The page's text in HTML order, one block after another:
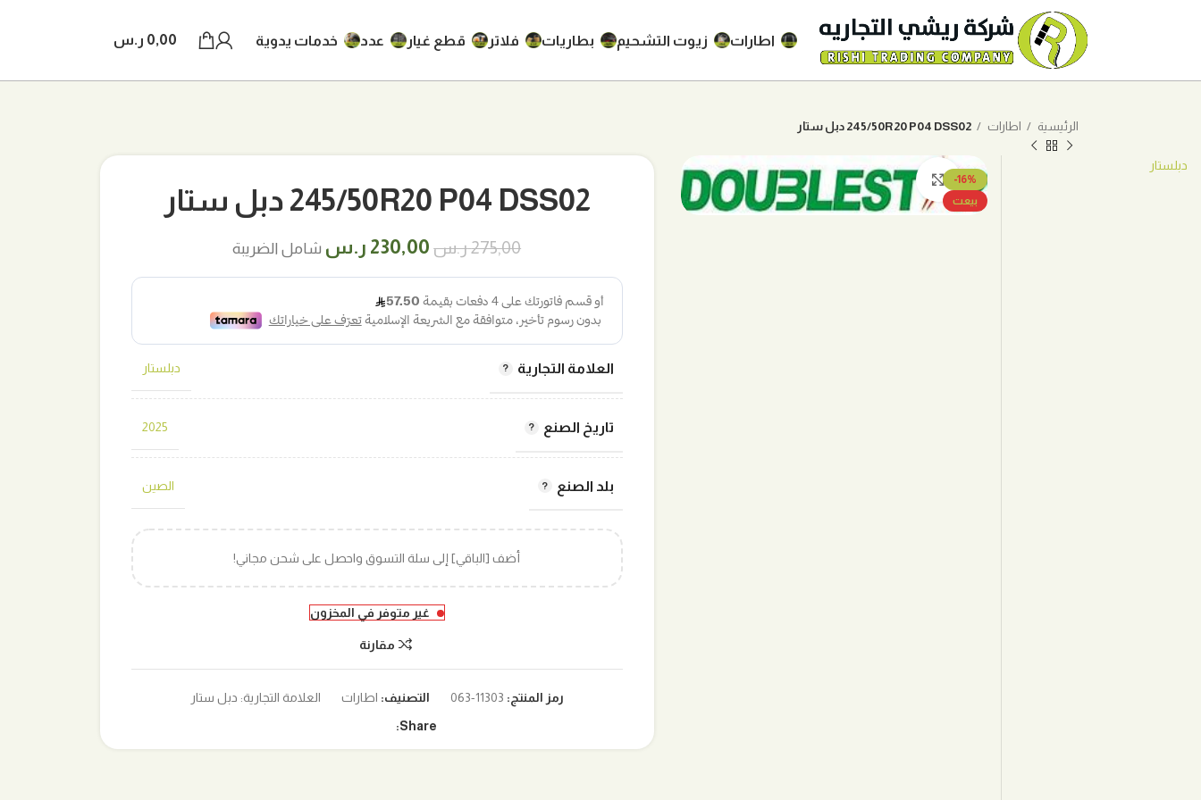
اطارات زيوت التشحيم بطاريات فلاتر قطع غيار عدد خدمات يدوية 0,00 ر.س
الرئيسية اطارات 245/50R20 P04 DSS02 دبل ستار
-16%
بيعت
اضغط للتكبير
245/50R20 P04 DSS02 دبل ستار
275,00ر.س السعر
هو:
275,00 ر.س.
230,00 ر.سالسعر
230,00 ر.س.
شامل الضريبة
العلامة التجارية دبلستار
تاريخ الصنع 2025
بلد الصنع الصين
أضف [الباقي] إلى سلة التسوق واحصل على شحن مجاني!
غير متوفر في المخزون
مقارنة
رمز المنتج: 11303-063 التصنيف: اطارات العلامة التجارية: دبل ستار
Share:
دبلستار